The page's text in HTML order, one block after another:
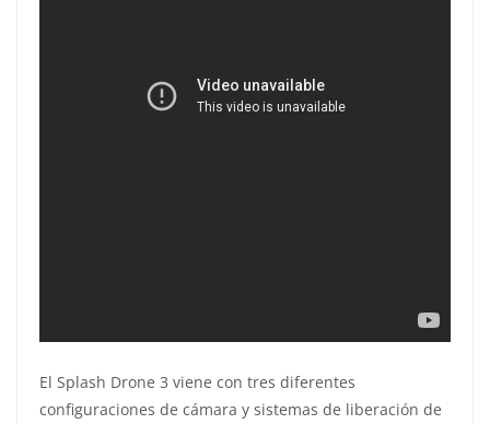
El Splash Drone 3 viene con tres diferentes
configuraciones de cámara y sistemas de liberación de